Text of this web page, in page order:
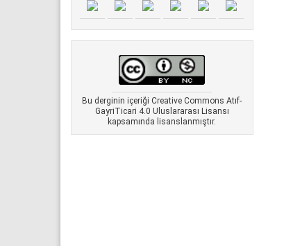
Bu derginin içeriği Creative Commons Atıf-
GayriTicari 4.0 Uluslararası Lisansı
kapsamında lisanslanmıştır.